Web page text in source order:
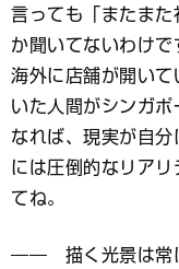
言っても「またまた
か聞いてないわけ
海外に店舗が開いて
いた人間がシンガ
なれば、現実が自分
には圧倒的なリア
てね。
―― 描く光景は常に